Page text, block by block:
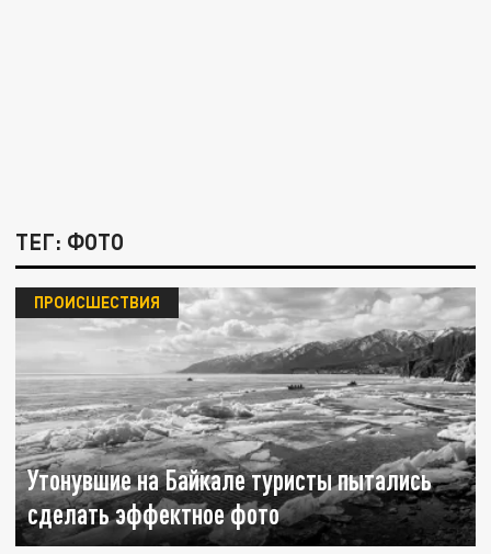
ТЕГ: ФОТО
Утонувшие на Байкале туристы пытались
сделать эффектное фото
ПРОИСШЕСТВИЯ